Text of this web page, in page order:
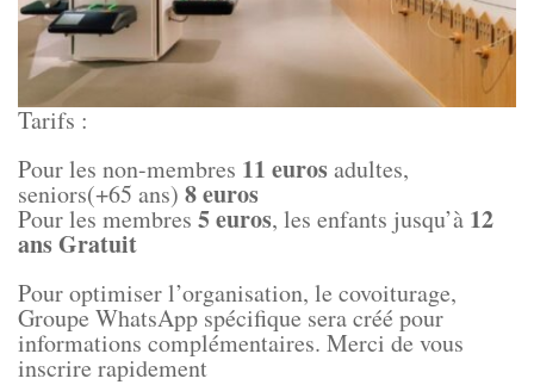
Tarifs :
Pour les non-membres 11 eurosadultes,
seniors(+65 ans) 8 euros
Pour les membres 5 euros, les enfants jusqu’à 12
ans Gratuit
Pour optimiser l’organisation, le covoiturage,
Groupe WhatsApp spécifique sera créé pour
informations complémentaires. Merci de vous
inscrire rapidement